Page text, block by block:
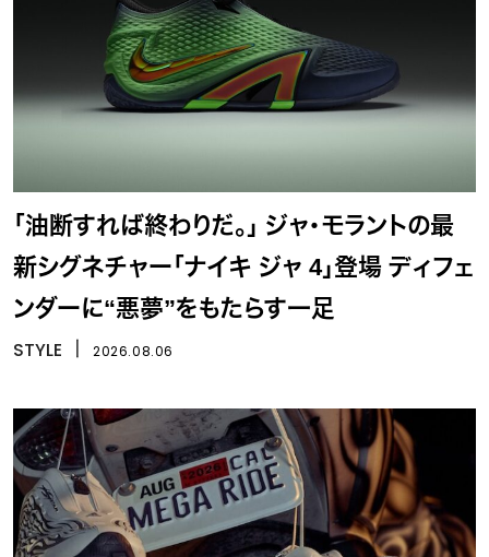
「油断すれば終わりだ。」 ジャ・モラントの最
新シグネチャー「ナイキ ジャ 4」登場 ディフェ
ンダーに“悪夢”をもたらす一足
STYLE 2026.08.06